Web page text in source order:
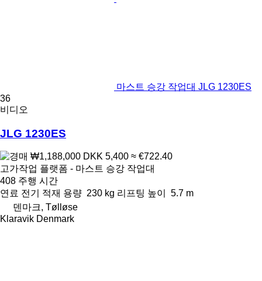
마스트 승강 작업대 JLG 1230ES
36
비디오
JLG 1230ES
₩1,188,000 DKK 5,400 ≈ €722.40
고가작업 플랫폼 - 마스트 승강 작업대
408 주행 시간
연료 전기 적재 용량 230 kg 리프팅 높이
5.7 m
덴마크, Tølløse
Klaravik Denmark